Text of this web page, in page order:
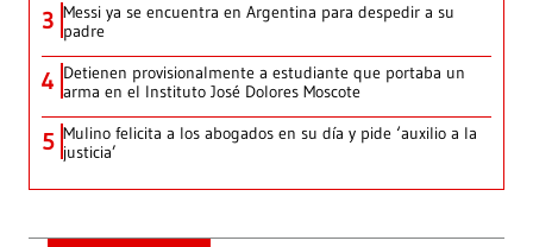
3 Messi ya se encuentra en Argentina para despedir a su
padre
4 Detienen provisionalmente a estudiante que portaba un
arma en el Instituto José Dolores Moscote
5 Mulino felicita a los abogados en su día y pide ‘auxilio a la
justicia’